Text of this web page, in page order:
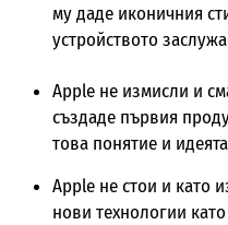
му даде иконичния
устройството
Apple не измисли и
създаде първия
това понятие и
Apple не стои и като
нови технологии